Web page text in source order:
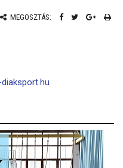
MEGOSZTÁS: